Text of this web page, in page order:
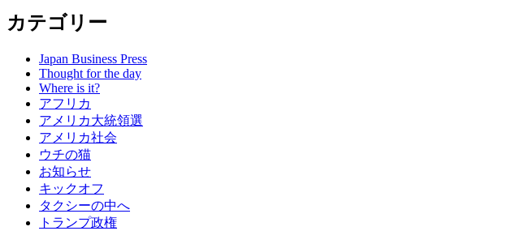
カテゴリー
Japan Business Press
Thought for the day
Where is it?
アフリカ
アメリカ大統領選
アメリカ社会
ウチの猫
お知らせ
キックオフ
タクシーの中へ
トランプ政権